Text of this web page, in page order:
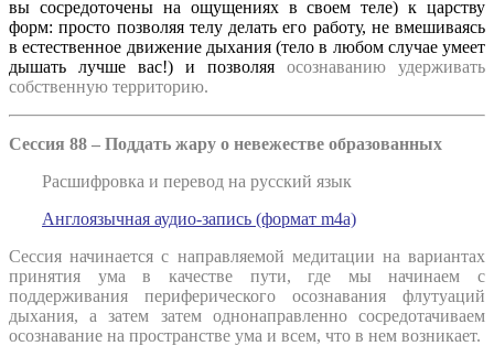
вы сосредоточены на ощущениях в своем теле) к царству
форм: просто позволяя телу делать его работу, не вмешиваясь
в естественное движение дыхания (тело в любом случае умеет
дышать лучше вас!) и позволяя осознаванию удерживать
собственную территорию.
Сессия 88 – Поддать жару о невежестве образованных
Расшифровка и перевод на русский язык
Англоязычная аудио-запись (формат m4a)
Сессия начинается с направляемой медитации на вариантах
принятия ума в качестве пути, где мы начинаем с
поддерживания периферического осознавания флутуаций
дыхания, а затем затем однонаправленно сосредотачиваем
осознавание на пространстве ума и всем, что в нем возникает.